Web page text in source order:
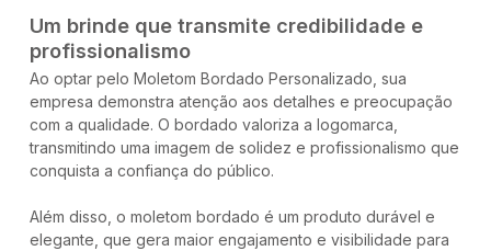
Um brinde que transmite credibilidade e
profissionalismo
Ao optar pelo Moletom Bordado Personalizado, sua
empresa demonstra atenção aos detalhes e preocupação
com a qualidade. O bordado valoriza a logomarca,
transmitindo uma imagem de solidez e profissionalismo que
conquista a confiança do público.
Além disso, o moletom bordado é um produto durável e
elegante, que gera maior engajamento e visibilidade para